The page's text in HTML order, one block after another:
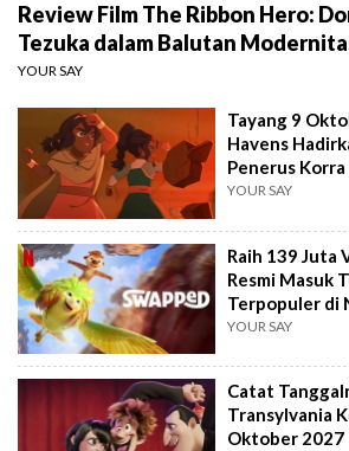
Review Film The Ribbon Hero:
Tezuka dalam Balutan
YOUR SAY
Tayang 9
Havens
Penerus Korra
YOUR SAY
Raih 139 Juta
Resmi Masuk
Terpopuler di
YOUR SAY
Catat
Transylvania
Oktober 2027